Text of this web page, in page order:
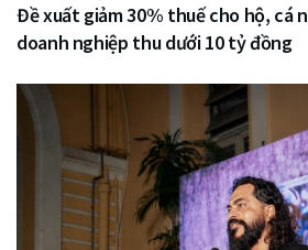
Đề xuất giảm 30% thuế cho hộ, cá
doanh nghiệp thu dưới 10 tỷ đồng